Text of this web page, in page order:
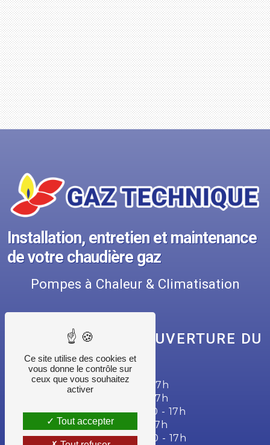
Installation, entretien et maintenance
de votre chaudière gaz
Pompes à Chaleur & Climatisation
NOS HORAIRES D'OUVERTURE DU
SECRÉTARIAT
Lundi : 7h30 - 12h | 13h30 - 17h
Mardi : 7h30 - 12h | 13h30 - 17h
Mercredi : 7h30 - 12h | 13h30 - 17h
Jeudi : 7h30 - 12h | 13h30 - 17h
Vendredi : 7h30 - 12h | 13h30 - 17h
Ce site utilise des cookies et
vous donne le contrôle sur
ceux que vous souhaitez
activer
Tout accepter